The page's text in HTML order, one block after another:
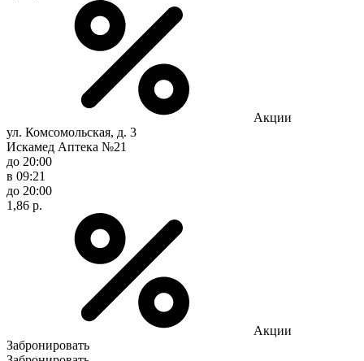
Акции
ул. Комсомольская, д. 3
Искамед Аптека №21
до 20:00
в 09:21
до 20:00
1,86 р.
Акции
Забронировать